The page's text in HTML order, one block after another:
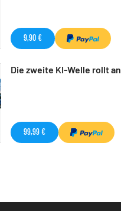
9,90 €
Die zweite KI-Welle rollt an
99,99 €